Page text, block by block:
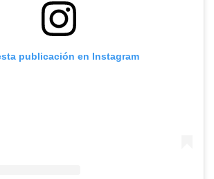
publicación en Instagram